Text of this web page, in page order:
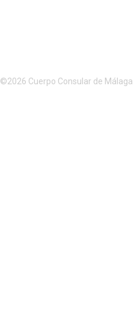
©2026 Cuerpo Consular de Málaga